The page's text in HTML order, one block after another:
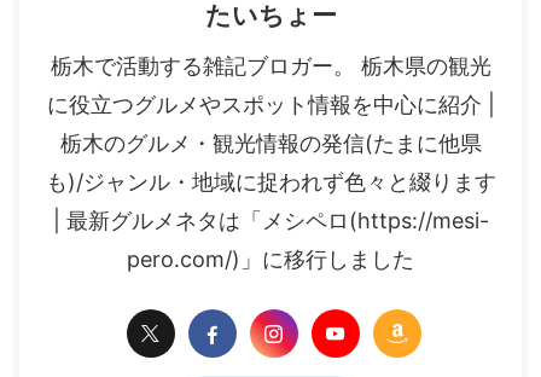
たいちょー
栃木で活動する雑記ブロガー。 栃木県の観光
に役立つグルメやスポット情報を中心に紹介 |
栃木のグルメ・観光情報の発信(たまに他県
も)/ジャンル・地域に捉われず色々と綴ります
| 最新グルメネタは「メシペロ(https://mesi-
pero.com/)」に移行しました